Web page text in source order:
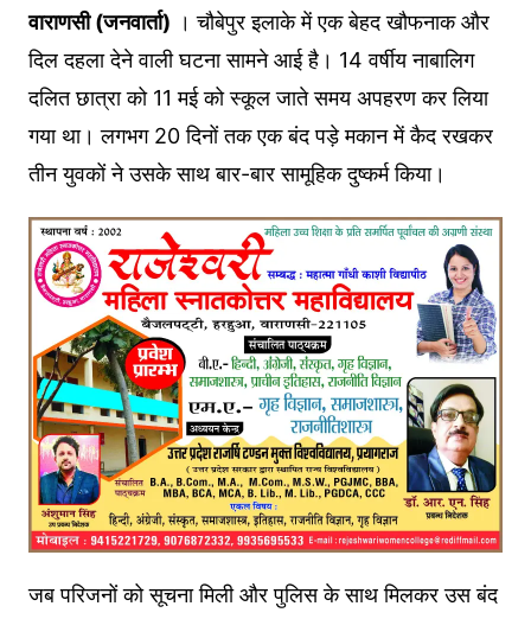
वाराणसी (जनवार्ता) । चौबेपुर इलाके में एक बेहद खौफनाक और
दिल दहला देने वाली घटना सामने आई है। 14 वर्षीय नाबालिग
दलित छात्रा को 11 मई को स्कूल जाते समय अपहरण कर लिया
गया था। लगभग 20 दिनों तक एक बंद पड़े मकान में कैद रखकर
तीन युवकों ने उसके साथ बार-बार सामूहिक दुष्कर्म किया।
जब परिजनों को सूचना मिली और पुलिस के साथ मिलकर उस बंद